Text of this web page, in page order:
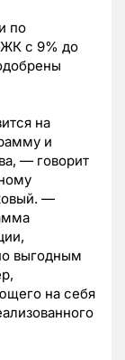
по
с 9% до
на
и
— говорит
—
выгодным
на себя